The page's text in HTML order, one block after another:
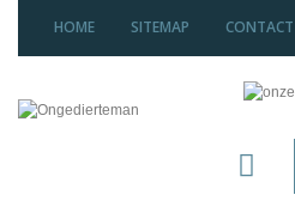
HOME SITEMAP CONTACT